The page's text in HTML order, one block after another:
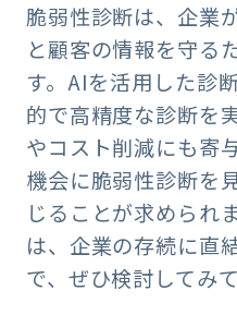
脆弱性診断は、企業
と顧客の情報を守る
す。AIを活用した診
的で高精度な診断を
やコスト削減にも寄
機会に脆弱性診断を
じることが求められ
は、企業の存続に直
で、ぜひ検討してみ